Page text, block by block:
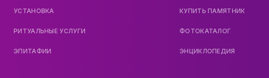
УСТАНОВКА
РИТУАЛЬНЫЕ УСЛУГИ
ЭПИТАФИИ
КУПИТЬ ПАМЯТНИК
ФОТОКАТАЛОГ
ЭНЦИКЛОПЕДИЯ